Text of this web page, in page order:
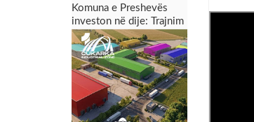
Komuna e Preshevës
investon në dije: Trajnim
dyditor për punonjësit
për menaxhimin e zonës
industriale dhe tërheqjen
e investimeve